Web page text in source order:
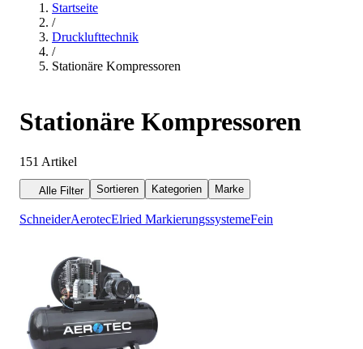
Startseite
/
Drucklufttechnik
/
Stationäre Kompressoren
Stationäre Kompressoren
151 Artikel
Alle Filter Sortieren Kategorien Marke
SchneiderAerotecElried MarkierungssystemeFein